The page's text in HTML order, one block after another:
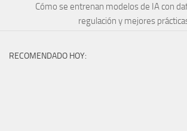
Cómo se entrenan modelos de IA con
regulación y mejores
RECOMENDADO HOY: